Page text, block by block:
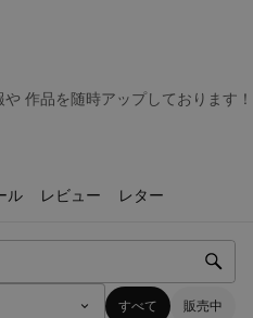
作品を随時アップしております！
ル レビュー レター
すべて 販売中